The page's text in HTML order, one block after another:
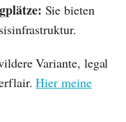
Sie bieten
Variante, legal
Hier meine